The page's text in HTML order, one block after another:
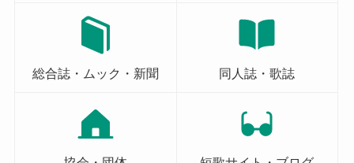
総合誌・ムック・新聞 同人誌・歌誌